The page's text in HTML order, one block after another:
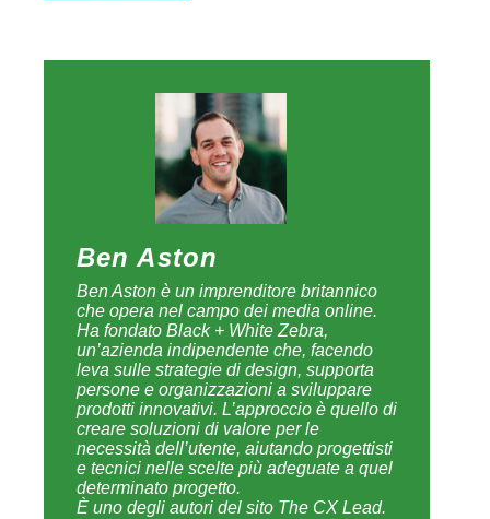
Ben Aston
Ben Aston è un imprenditore britannico
che opera nel campo dei media online.
Ha fondato Black + White Zebra,
un’azienda indipendente che, facendo
leva sulle strategie di design, supporta
persone e organizzazioni a sviluppare
prodotti innovativi. L’approccio è quello di
creare soluzioni di valore per le
necessità dell’utente, aiutando progettisti
e tecnici nelle scelte più adeguate a quel
determinato progetto.
È uno degli autori del sito The CX Lead.